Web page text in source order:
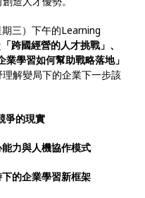
三）下午的Learning
「跨國經營的人才挑戰」、
業學習如何幫助戰略落地」
解變局下的企業下一步該
爭的現實
力與人機協作模式
的企業學習新框架